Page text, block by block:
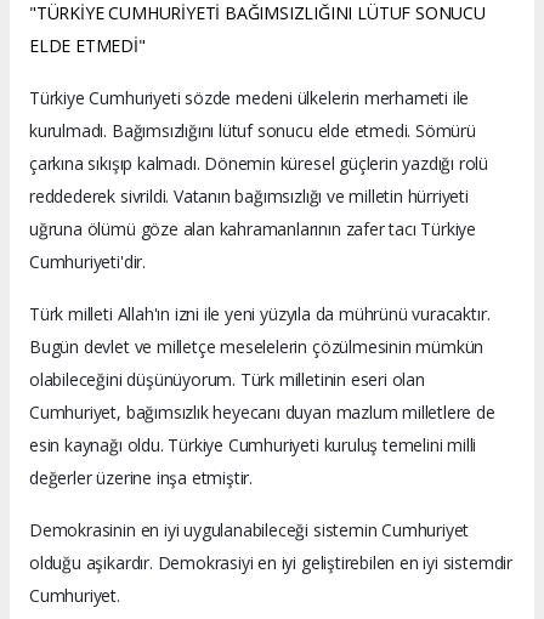
"TÜRKİYE CUMHURİYETİ BAĞIMSIZLIĞINI LÜTUF SONUCU
ELDE ETMEDİ"
Türkiye Cumhuriyeti sözde medeni ülkelerin merhameti ile
kurulmadı. Bağımsızlığını lütuf sonucu elde etmedi. Sömürü
çarkına sıkışıp kalmadı. Dönemin küresel güçlerin yazdığı rolü
reddederek sivrildi. Vatanın bağımsızlığı ve milletin hürriyeti
uğruna ölümü göze alan kahramanlarının zafer tacı Türkiye
Cumhuriyeti'dir.
Türk milleti Allah'ın izni ile yeni yüzyıla da mührünü vuracaktır.
Bugün devlet ve milletçe meselelerin çözülmesinin mümkün
olabileceğini düşünüyorum. Türk milletinin eseri olan
Cumhuriyet, bağımsızlık heyecanı duyan mazlum milletlere de
esin kaynağı oldu. Türkiye Cumhuriyeti kuruluş temelini milli
değerler üzerine inşa etmiştir.
Demokrasinin en iyi uygulanabileceği sistemin Cumhuriyet
olduğu aşikardır. Demokrasiyi en iyi geliştirebilen en iyi sistemdir
Cumhuriyet.